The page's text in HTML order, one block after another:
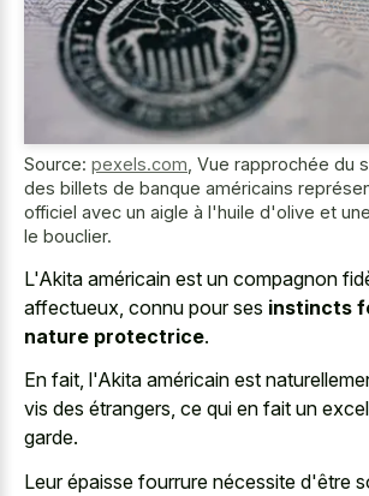
Source: pexels.com Vue rapprochée du
des billets de banque américains
officiel avec un aigle à l'huile d'olive et
le bouclier.
L'Akita américain est un compagnon
affectueux, connu pour ses instincts
nature protectrice.
En fait, l'Akita américain est
vis des étrangers, ce qui en fait un
garde.
Leur épaisse fourrure nécessite d'être